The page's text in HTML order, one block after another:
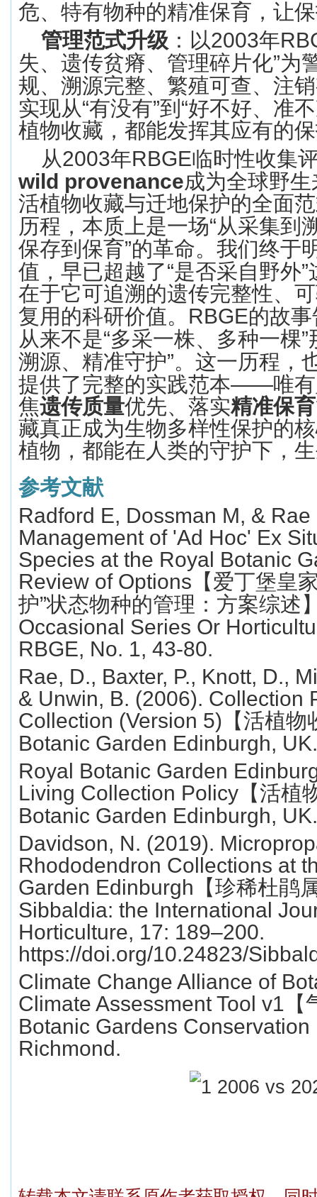
危、特有物种的精准保育，让
管理范式升级 ：以2003年
失、遗传贫瘠、管理碎片化”为
规、溯源完整、繁殖可查、注
实现从“有没有”到 “好不好、准
植物收藏，都能发挥其应有的
从2003年RBGE临时性收集
wild provenance成为全球野
活植物收藏与迁地保护的全面
历程，本质上是一场“从采集到
保存到保育”的革命。我们终于
值，早已超越了“是否采自野外”
在于它可追溯的遗传完整性、
复用的科研价值。 RBGE的故
从来不是“多采一株、多种一棵”
溯源、精准守护”。这一历程，
提供了完整的实践范本——唯
焦遗传质量优先、落实精准保育
藏真正成为生物多样性保护的
植物，都能在人类的守护下，
参考文献
Radford E, Dossman M, &
Management of 'Ad Hoc' Ex
Species at the Royal Botanic
Review of Options 【爱丁堡皇
护”状态物种的管理：方案综述
Occasional Series Or
RBGE, No. 1, 43-80.
Rae, D., Baxter, P., Knott, D.,
& Unwin, B. (2006). Collection
Collection (Version 5) 【活植
Botanic Garden Edinburgh, UK.
Royal Botanic Garden
Living Collection Policy 【活植
Botanic Garden Edinburgh, UK.
Davidson, N. (2019).
Rhododendron Collections at
Garden Edinburgh 【珍稀杜鹃
Sibbaldia: the International
Horticulture, 17: 189–200.
https://doi.org/10.24823/
Climate Change Alliance of
Climate Assessment Tool v1
Botanic Gardens
Richmond.